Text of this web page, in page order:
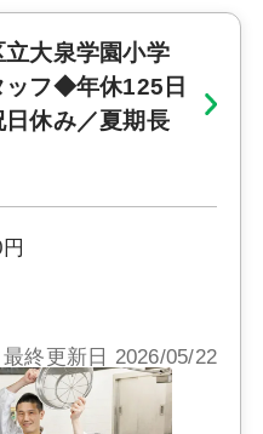
立大泉学園小学
ッフ◆年休125日
日休み／夏期長
最終更新日 2026/05/22